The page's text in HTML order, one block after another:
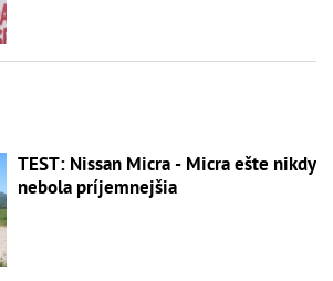
TEST: Nissan Micra - Micra ešte nikdy
nebola príjemnejšia